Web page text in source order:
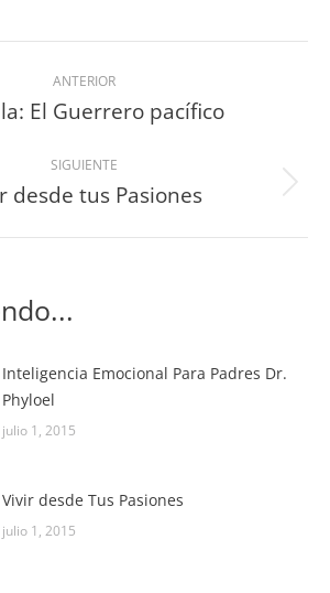
ANTERIOR
El Guerrero pacífico
SIGUIENTE
desde tus Pasiones
Inteligencia Emocional Para Padres Dr.
Phyloel
julio 1, 2015
Vivir desde Tus Pasiones
julio 1, 2015